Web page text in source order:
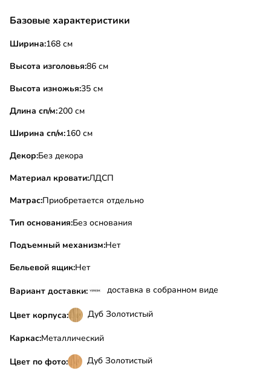
Базовые характеристики
Ширина:168 см
Высота изголовья:86 см
Высота изножья:35 см
Длина сп/м:200 см
Ширина сп/м:160 см
Декор:Без декора
Материал кровати:ЛДСП
Матрас:Приобретается отдельно
Тип основания:Без основания
Подъемный механизм:Нет
Бельевой ящик:Нет
Вариант доставки: доставка в собранном виде
Цвет корпуса: Дуб Золотистый
Каркас:Металлический
Цвет по фото: Дуб Золотистый